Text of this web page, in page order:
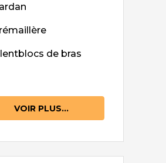
de bras
VOIR PLUS...